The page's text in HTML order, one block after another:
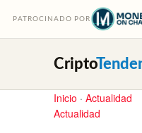
PATROCINADO POR
Cripto
Inicio · Actualidad
Actualidad